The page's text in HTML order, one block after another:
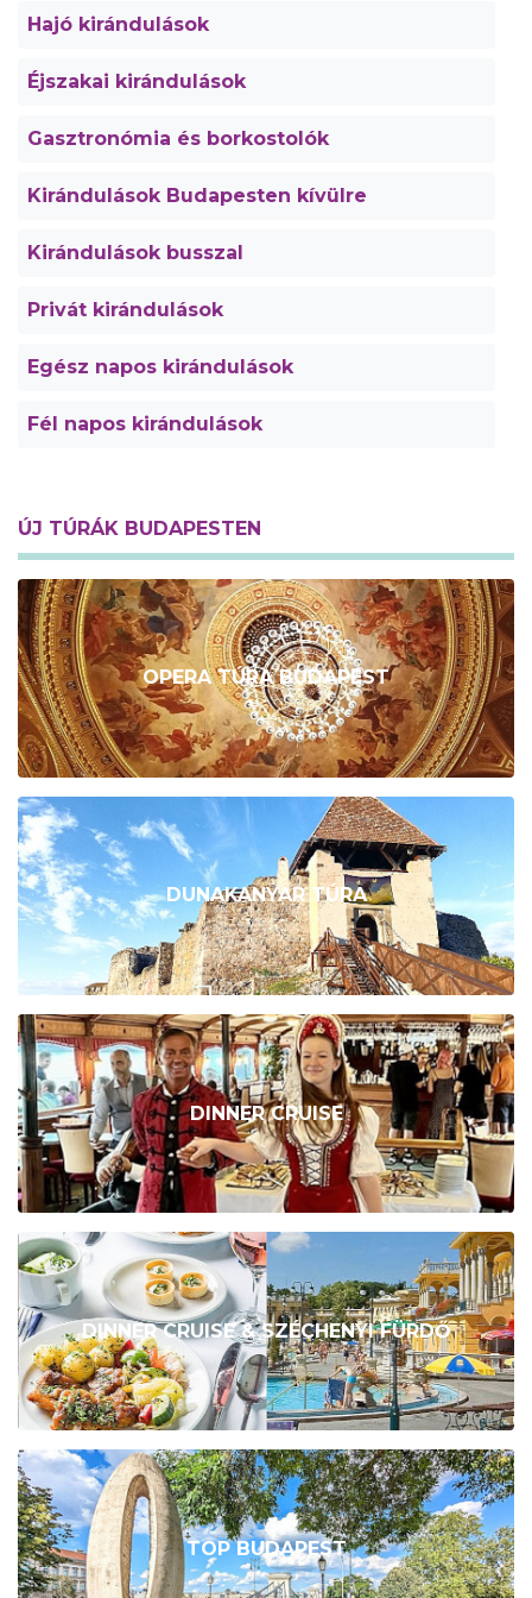
Hajó kirándulások
Éjszakai kirándulások
Gasztronómia és borkostolók
Kirándulások Budapesten kívülre
Kirándulások busszal
Privát kirándulások
Egész napos kirándulások
Fél napos kirándulások
ÚJ TÚRÁK BUDAPESTEN
OPERA TÚRA BUDAPEST
DUNAKANYAR TÚRA
DINNER CRUISE
DINNER CRUISE & SZÉCHENYI FÜRDŐ
TOP BUDAPEST